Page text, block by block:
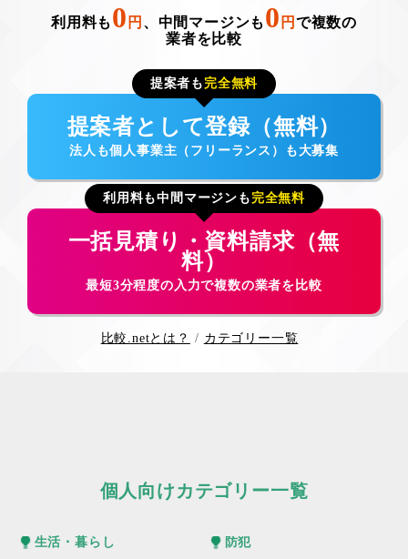
利用料も 0 円 、中間マージンも 0 円 で複数の
業者を比較
提案者も 完全無料
提案者として登録（無料）
法人も個人事業主（フリーランス）も大募集
利用料も中間マージンも 完全無料
一括見積り・資料請求（無
料）
最短3分程度の入力で複数の業者を比較
比較.netとは？ カテゴリー一覧
個人向けカテゴリー一覧
生活・暮らし
防犯